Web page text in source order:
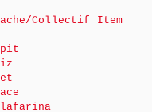
Collectif Item